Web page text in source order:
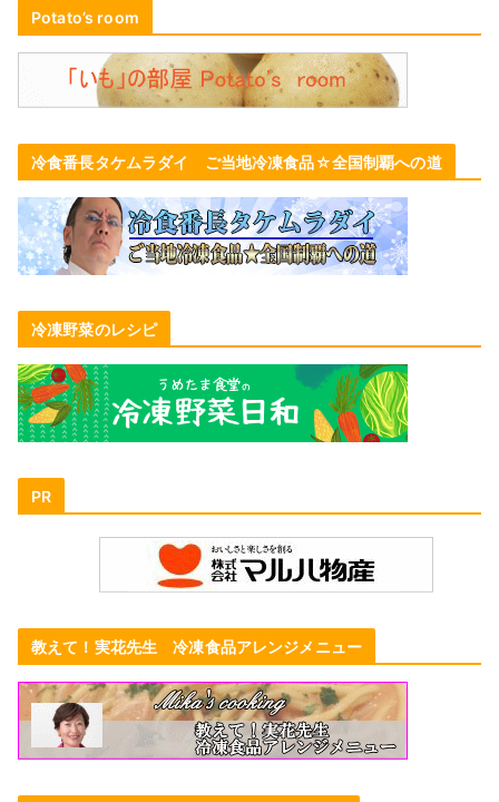
Potato’s room
冷食番長タケムラダイ ご当地冷凍食品☆全国制覇への道
冷凍野菜のレシピ
PR
教えて！実花先生 冷凍食品アレンジメニュー